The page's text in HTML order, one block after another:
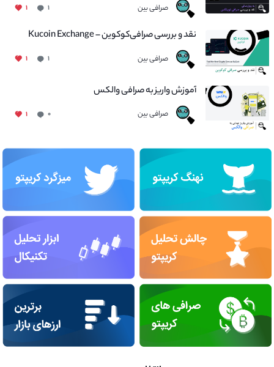
صرافی بین ۱ ۱
نقد و بررسی صرافی‌کوکوین – Kucoin Exchange
صرافی بین ۱ ۱
آموزش واریز به صرافی والکس
صرافی بین ۰ ۱